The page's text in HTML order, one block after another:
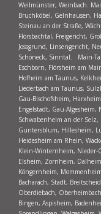
Weilmünster, Weinbach.
Bruchköbel, Gelnhausen,
Steinau an der Straße,
Flörsbachtal, Freigericht,
Jossgrund, Linsengericht,
Schöneck, Sinntal. Main-
Eschborn, Flörsheim am
Hofheim am Taunus,
Liederbach am Taunus,
Gau-Bischofsheim,
Engelstadt, Gau-
Schwabenheim an der
Guntersblum, Hillesheim,
Heidesheim am Rhein,
Klein-Winternheim, Nieder-
Elsheim, Zornheim,
Köngernheim,
Bacharach, Stadt,
Oberdiebach,
Bingen, Aspisheim,